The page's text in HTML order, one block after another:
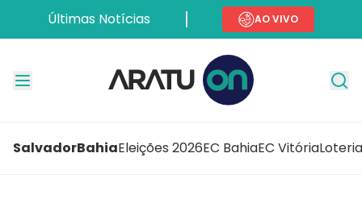
Últimas Notícias AO VIVO
SalvadorBahiaEleições 2026EC BahiaEC Vitória